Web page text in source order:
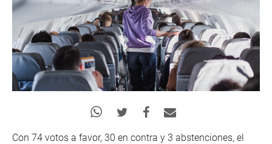
Con 74 votos a favor, 30 en contra y 3 abstenciones, el